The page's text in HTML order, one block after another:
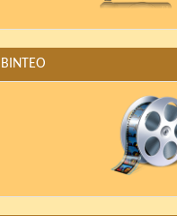
ΒΙΝΤΕΟ